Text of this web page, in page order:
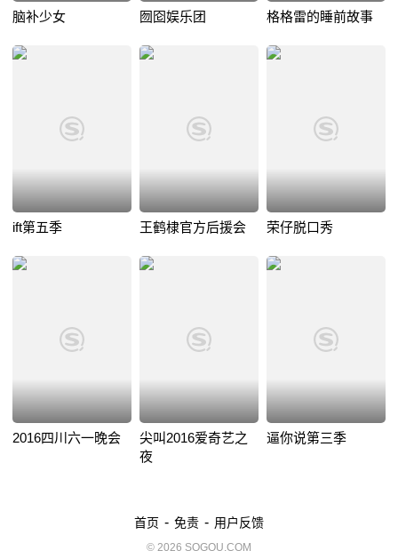
脑补少女 囫囵娱乐团 格格雷的睡前故事
ift第五季 王鹤棣官方后援会 荣仔脱口秀
2016四川六一晚会
尖叫2016爱奇艺之
夜
逼你说第三季
首页 - 免责 - 用户反馈
© 2026 SOGOU.COM